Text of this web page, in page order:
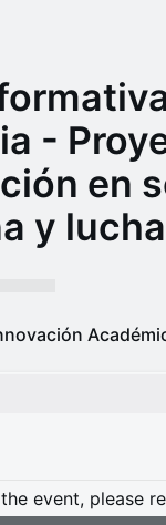
-
en
y
event, please